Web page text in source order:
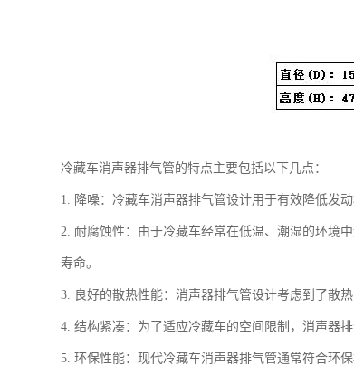
冷藏车消声器排气管的特点主要包括以下几点：
1. 降噪：冷藏车消声器排气管设计用于有效降低发
2. 耐腐蚀性：由于冷藏车经常在低温、潮湿的环境
寿命。
3. 良好的散热性能：消声器排气管设计考虑到了散
4. 结构紧凑：为了适应冷藏车的空间限制，消声器
5. 环保性能：现代冷藏车消声器排气管通常符合环